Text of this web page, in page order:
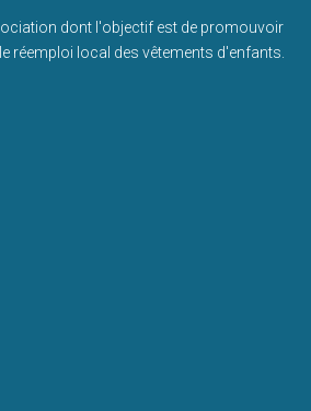
dont l'objectif est de promouvoir
réemploi local des vêtements d'enfants.